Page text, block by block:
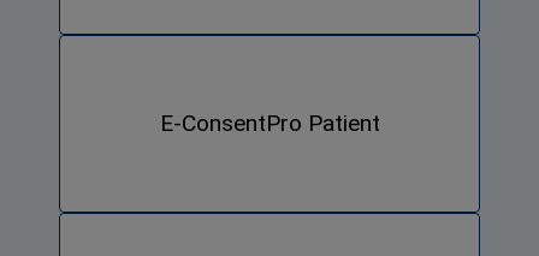
E-ConsentPro Patient